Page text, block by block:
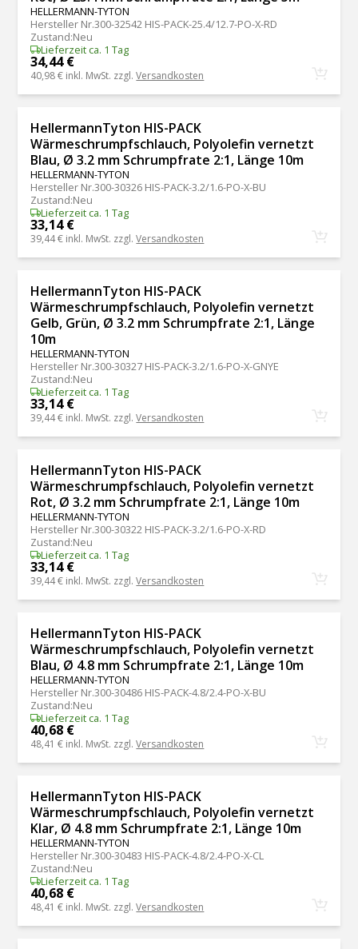
HELLERMANN-TYTON
Hersteller Nr.300-32542 HIS-PACK-25.4/12.7-PO-X-RD
Zustand:Neu
Lieferzeit ca. 1 Tag
34,44 €
40,98 € inkl. MwSt. zzgl.Versandkosten
HellermannTyton HIS-PACK
Wärmeschrumpfschlauch, Polyolefin vernetzt
Blau, Ø 3.2 mm Schrumpfrate 2:1, Länge 10m
HELLERMANN-TYTON
Hersteller Nr.300-30326 HIS-PACK-3.2/1.6-PO-X-BU
Zustand:Neu
Lieferzeit ca. 1 Tag
33,14 €
39,44 € inkl. MwSt. zzgl.Versandkosten
HellermannTyton HIS-PACK
Wärmeschrumpfschlauch, Polyolefin vernetzt
Gelb, Grün, Ø 3.2 mm Schrumpfrate 2:1, Länge
10m
HELLERMANN-TYTON
Hersteller Nr.300-30327 HIS-PACK-3.2/1.6-PO-X-GNYE
Zustand:Neu
Lieferzeit ca. 1 Tag
33,14 €
39,44 € inkl. MwSt. zzgl.Versandkosten
HellermannTyton HIS-PACK
Wärmeschrumpfschlauch, Polyolefin vernetzt
Rot, Ø 3.2 mm Schrumpfrate 2:1, Länge 10m
HELLERMANN-TYTON
Hersteller Nr.300-30322 HIS-PACK-3.2/1.6-PO-X-RD
Zustand:Neu
Lieferzeit ca. 1 Tag
33,14 €
39,44 € inkl. MwSt. zzgl.Versandkosten
HellermannTyton HIS-PACK
Wärmeschrumpfschlauch, Polyolefin vernetzt
Blau, Ø 4.8 mm Schrumpfrate 2:1, Länge 10m
HELLERMANN-TYTON
Hersteller Nr.300-30486 HIS-PACK-4.8/2.4-PO-X-BU
Zustand:Neu
Lieferzeit ca. 1 Tag
40,68 €
48,41 € inkl. MwSt. zzgl.Versandkosten
HellermannTyton HIS-PACK
Wärmeschrumpfschlauch, Polyolefin vernetzt
Klar, Ø 4.8 mm Schrumpfrate 2:1, Länge 10m
HELLERMANN-TYTON
Hersteller Nr.300-30483 HIS-PACK-4.8/2.4-PO-X-CL
Zustand:Neu
Lieferzeit ca. 1 Tag
40,68 €
48,41 € inkl. MwSt. zzgl.Versandkosten